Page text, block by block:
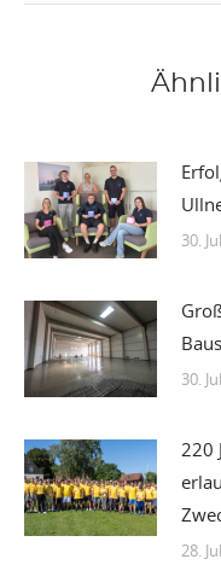
30.
30.
220
28.